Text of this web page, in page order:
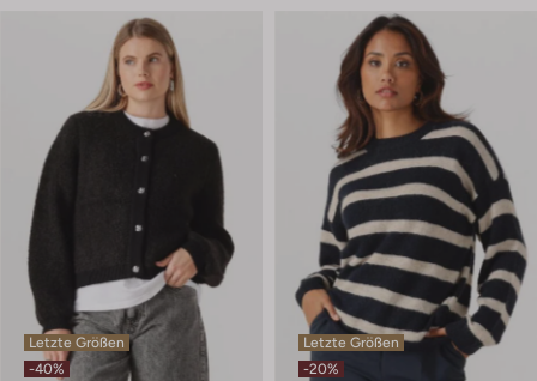
Letzte Größen
-40%
Letzte Größen
-20%